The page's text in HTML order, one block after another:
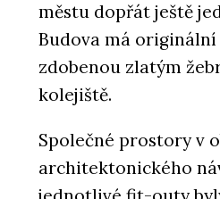
městu dopřát ještě
Budova má originální
zdobenou zlatým
kolejiště.
Společné prostory v
architektonického